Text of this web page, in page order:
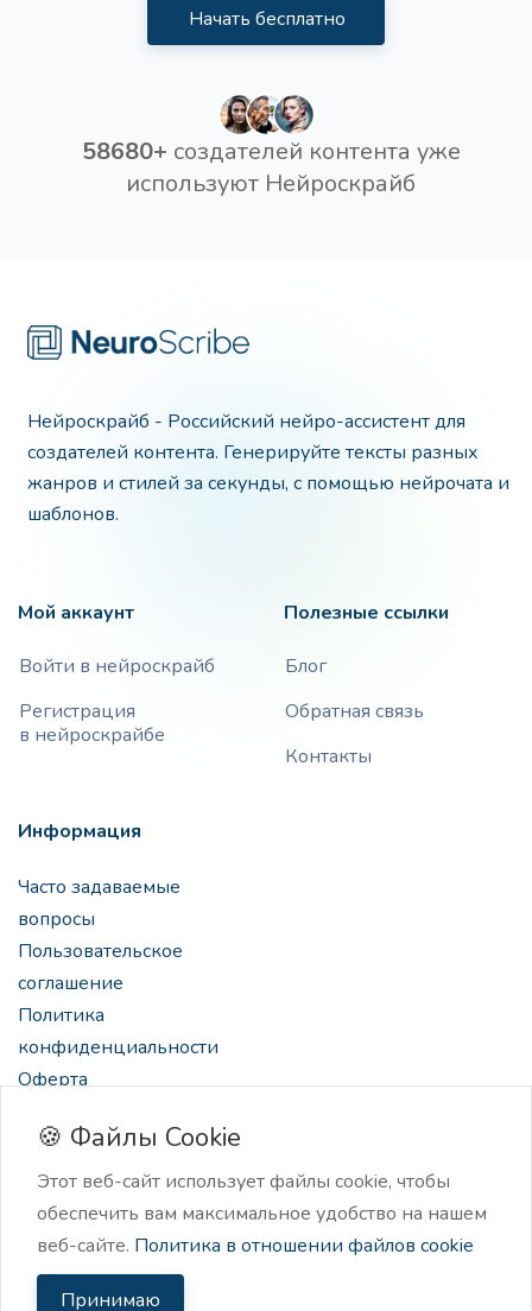
Начать бесплатно
58680+ создателей контента уже
используют Нейроскрайб
Нейроскрайб - Российский нейро-ассистент для
создателей контента. Генерируйте тексты разных
жанров и стилей за секунды, с помощью нейрочата и
шаблонов.
Мой аккаунт
Войти в нейроскрайб
Регистрация
в нейроскрайбе
Полезные ссылки
Блог
Обратная связь
Контакты
Информация
Часто задаваемые
вопросы
Пользовательское
соглашение
Политика
конфиденциальности
Оферта
2024 Нейроскрайб, нейро-ассистент для создателей
контента.
🍪 Файлы Cookie
Этот веб-сайт использует файлы cookie, чтобы
обеспечить вам максимальное удобство на нашем
веб-сайте. Политика в отношении файлов cookie
Принимаю